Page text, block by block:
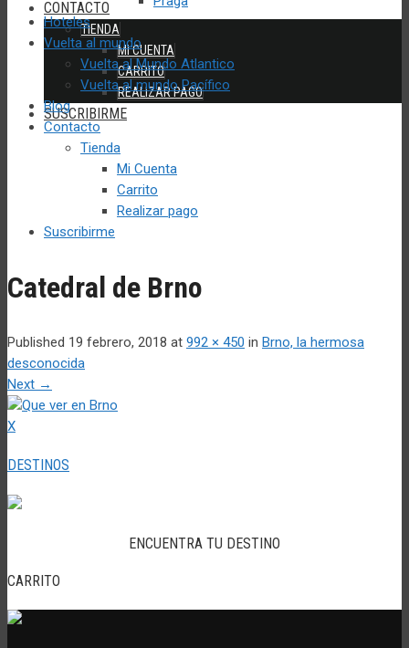
CONTACTO
TIENDA
MI CUENTA
CARRITO
REALIZAR PAGO
SUSCRIBIRME
Hoteles
Vuelta al mundo
Vuelta al Mundo Atlantico
Vuelta al mundo Pacífico
Blog
Contacto
Tienda
Mi Cuenta
Carrito
Realizar pago
Suscribirme
Catedral de Brno
Published 19 febrero, 2018 at 992 × 450 in Brno, la hermosa
desconocida
Next →
X
DESTINOS
ENCUENTRA TU DESTINO
CARRITO